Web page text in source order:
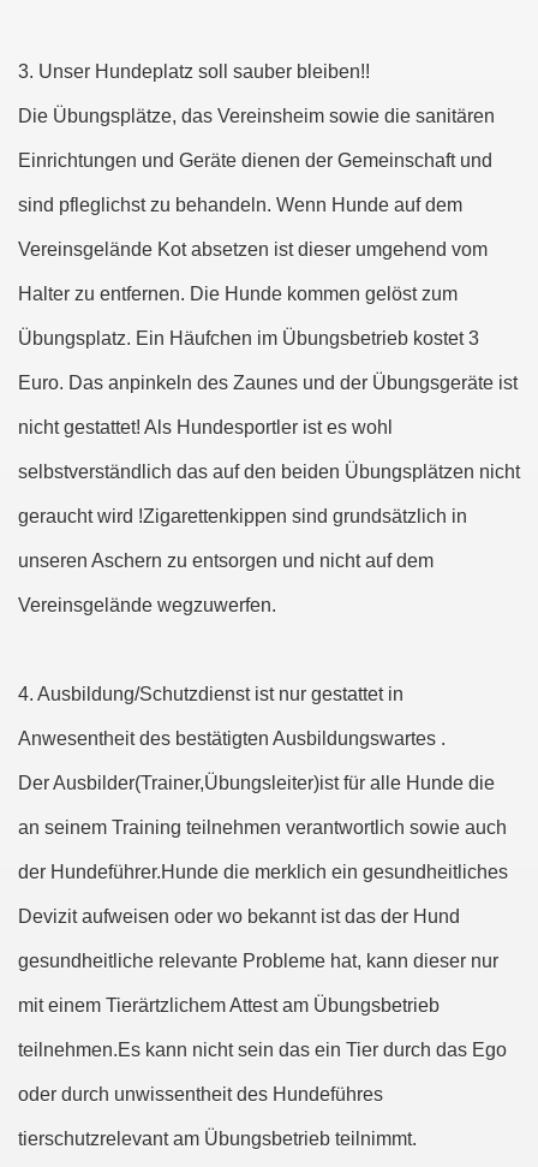
3. Unser Hundeplatz soll sauber bleiben!!
Die Übungsplätze, das Vereinsheim sowie die sanitären
Einrichtungen und Geräte dienen der Gemeinschaft und
sind pfleglichst zu behandeln. Wenn Hunde auf dem
Vereinsgelände Kot absetzen ist dieser umgehend vom
Halter zu entfernen. Die Hunde kommen gelöst zum
Übungsplatz. Ein Häufchen im Übungsbetrieb kostet 3
Euro. Das anpinkeln des Zaunes und der Übungsgeräte ist
nicht gestattet! Als Hundesportler ist es wohl
selbstverständlich das auf den beiden Übungsplätzen nicht
geraucht wird !Zigarettenkippen sind grundsätzlich in
unseren Aschern zu entsorgen und nicht auf dem
Vereinsgelände wegzuwerfen.
4. Ausbildung/Schutzdienst ist nur gestattet in
Anwesentheit des bestätigten Ausbildungswartes .
Der Ausbilder(Trainer,Übungsleiter)ist für alle Hunde die
an seinem Training teilnehmen verantwortlich sowie auch
der Hundeführer.Hunde die merklich ein gesundheitliches
Devizit aufweisen oder wo bekannt ist das der Hund
gesundheitliche relevante Probleme hat, kann dieser nur
mit einem Tierärtzlichem Attest am Übungsbetrieb
teilnehmen.Es kann nicht sein das ein Tier durch das Ego
oder durch unwissentheit des Hundeführes
tierschutzrelevant am Übungsbetrieb teilnimmt.